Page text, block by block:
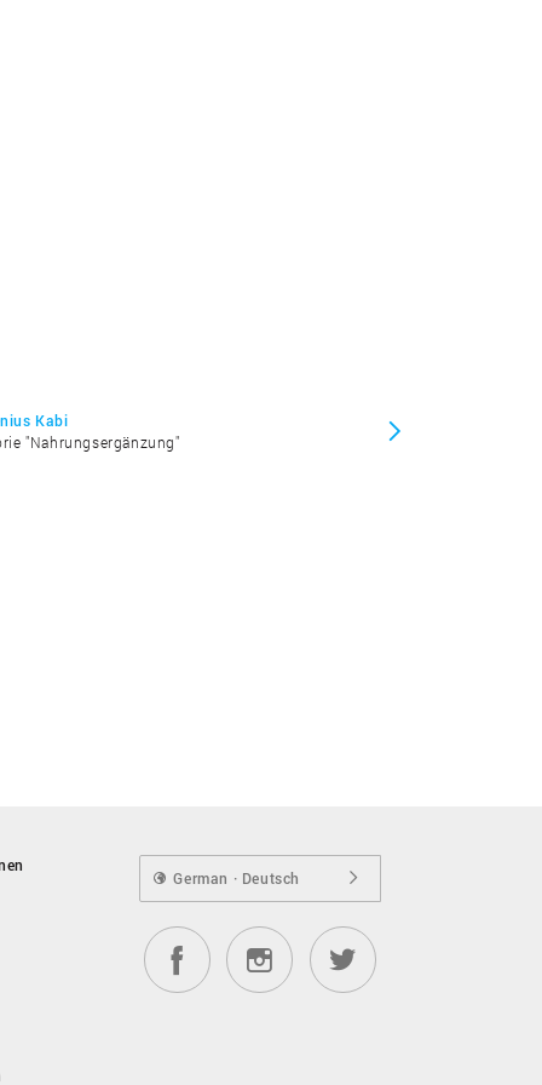
Kabi
"Nahrungsergänzung"
German · Deutsch